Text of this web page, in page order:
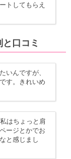
トしてもらえ
口コミ
いんですが、
す。きれいめ
はちょっと肩
ージとかでお
と感じまし